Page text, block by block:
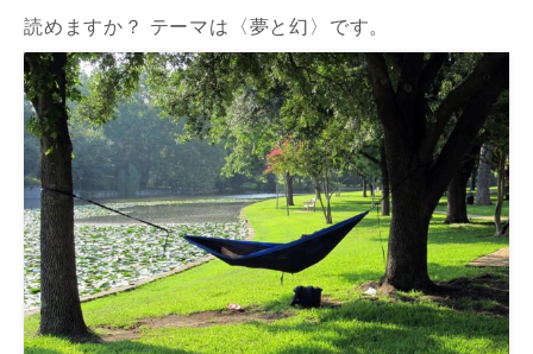
読めますか？ テーマは〈夢と幻〉です。